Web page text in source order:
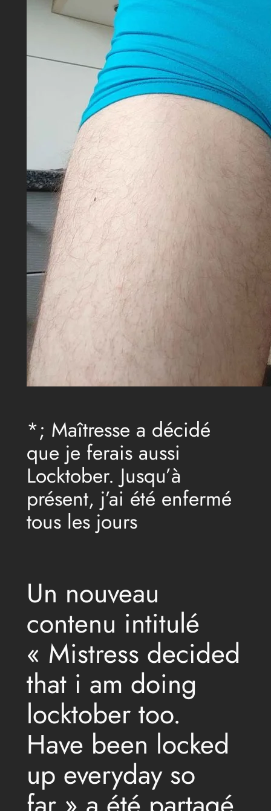
*; Maîtresse a décidé
que je ferais aussi
Locktober. Jusqu’à
présent, j’ai été enfermé
tous les jours
Un nouveau
contenu intitulé
« Mistress decided
that i am doing
locktober too.
Have been locked
up everyday so